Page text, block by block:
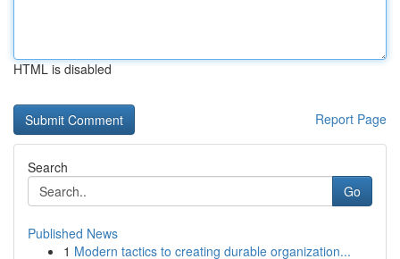
HTML is disabled
Report Page
Search
Go
Published News
1 Modern tactics to creating durable organization...